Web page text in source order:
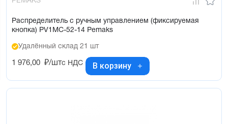
Распределитель с ручным управлением (фиксируемая
кнопка) PV1MC-52-14 Pemaks
Удалённый склад 21 шт
1 976,00 ₽/штс НДС В корзину